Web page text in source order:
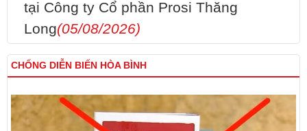
tại Công ty Cổ phần Prosi Thăng
Long(05/08/2026)
CHỐNG DIỄN BIẾN HÒA BÌNH